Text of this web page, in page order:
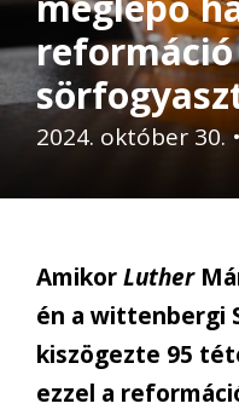
2024. október 30.•
AmikorLuther
én a wittenbergi
kiszögezte 95
ezzel a